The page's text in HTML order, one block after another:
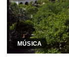
MÚSICA